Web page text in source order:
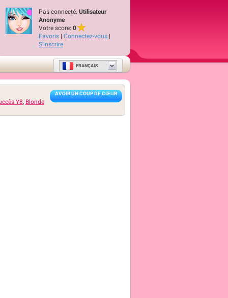
Pas connecté. Utilisateur
Anonyme
Votre score: 0
Favoris | Connectez-vous |
S'inscrire
FRANÇAIS
AVOIR UN COUP DE CŒUR
Y8, Blonde